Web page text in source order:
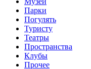
Парки
Погулять
Туристу
Театры
Пространства
Клубы
Прочее